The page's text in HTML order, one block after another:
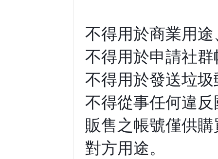
不得用於商業用
不得用於申請社
不得用於發送垃
不得從事任何違
販售之帳號僅供
對方用途。